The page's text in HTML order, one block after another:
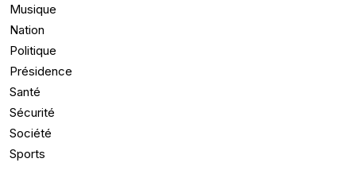
Musique
Nation
Politique
Présidence
Santé
Sécurité
Société
Sports